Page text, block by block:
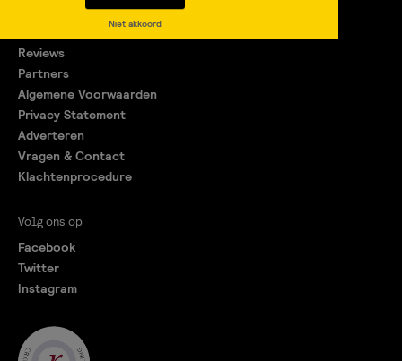
Editio Producties
Niet akkoord
Reviews
Partners
Algemene Voorwaarden
Privacy Statement
Adverteren
Vragen & Contact
Klachtenprocedure
Volg ons op
Facebook
Twitter
Instagram